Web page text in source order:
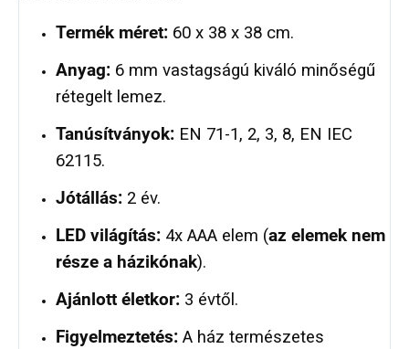
Termék méret: 60 x 38 x 38 cm.
Anyag: 6 mm vastagságú kiváló minőségű
rétegelt lemez.
Tanúsítványok: EN 71-1, 2, 3, 8, EN IEC
62115.
Jótállás: 2 év.
LED világítás: 4x AAA elem (az elemek nem
része a házikónak).
Ajánlott életkor: 3 évtől.
Figyelmeztetés: A ház természetes